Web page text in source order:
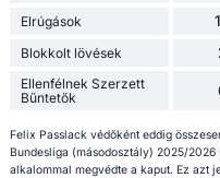
Elrúgások
Blokkolt lövések
Ellenfélnek Szerzett
Bűntetők
Felix Passlack védőként eddig
Bundesliga (másodosztály) 2025/2026
alkalommal megvédte a kaput. Ez azt